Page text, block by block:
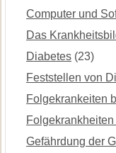
Computer und
Das
Diabetes (23)
Feststellen von
Folgekrankeiten
Gefährdung der